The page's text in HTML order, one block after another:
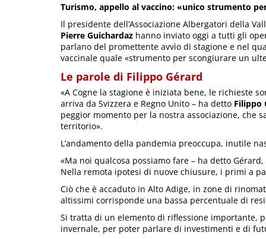
Turismo, appello al vaccino: «unico strumento
Il presidente dell’Associazione Albergatori della
Pierre Guichardaz hanno inviato oggi a tutti gli
parlano del promettente avvìo di stagione e nel
vaccinale quale «strumento per scongiurare un
Le parole di Filippo Gérard
«A Cogne la stagione è iniziata bene, le richieste
arriva da Svizzera e Regno Unito – ha detto Filippo
peggior momento per la nostra associazione, che
territorio».
L’andamento della pandemia preoccupa, inutile
«Ma noi qualcosa possiamo fare – ha detto
Nella remota ipotesi di nuove chiusure, i primi a
Ciò che è accaduto in Alto Adige, in zone di
altissimi corrisponde una bassa percentuale di
Si tratta di un elemento di riflessione importante,
invernale, per poter parlare di investimenti e di